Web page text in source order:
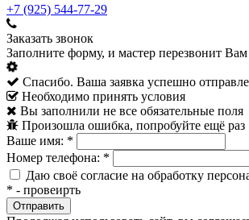
+7 (925) 544-77-29
Заказать звонок
Заполните форму, и мастер перезвонит
Спасибо. Ваша заявка успешно
Необходимо принять условия
Вы заполнили не все обязательные поля
Произошла ошибка, попробуйте ещё раз
Ваше имя: *
Номер телефона: *
Даю своё согласие на обработку
* - провеирть